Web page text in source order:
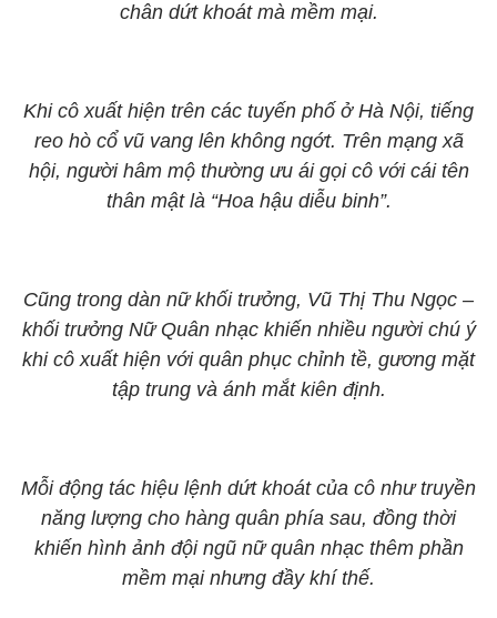
chân dứt khoát mà mềm mại.
Khi cô xuất hiện trên các tuyến phố ở Hà Nội, tiếng
reo hò cổ vũ vang lên không ngớt. Trên mạng xã
hội, người hâm mộ thường ưu ái gọi cô với cái tên
thân mật là “Hoa hậu diễu binh”.
Cũng trong dàn nữ khối trưởng, Vũ Thị Thu Ngọc –
khối trưởng Nữ Quân nhạc khiến nhiều người chú ý
khi cô xuất hiện với quân phục chỉnh tề, gương mặt
tập trung và ánh mắt kiên định.
Mỗi động tác hiệu lệnh dứt khoát của cô như truyền
năng lượng cho hàng quân phía sau, đồng thời
khiến hình ảnh đội ngũ nữ quân nhạc thêm phần
mềm mại nhưng đầy khí thế.